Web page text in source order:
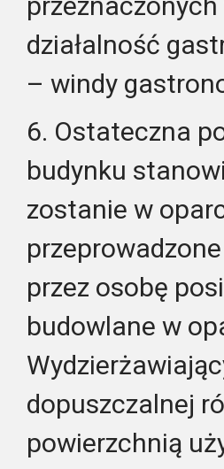
działalność
– windy
6. Ostateczna
budynku
zostanie w
przez osobę
budowlane w
dopuszczalnej
powierzchnią